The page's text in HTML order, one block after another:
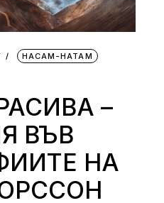
НАСАМ-НАТАМ
–
ВЪВ
НА